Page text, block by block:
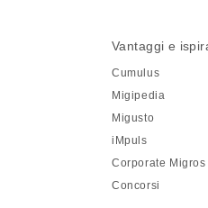
Vantaggi e
Cumulus
Migipedia
Migusto
iMpuls
Corporate Migros
Concorsi